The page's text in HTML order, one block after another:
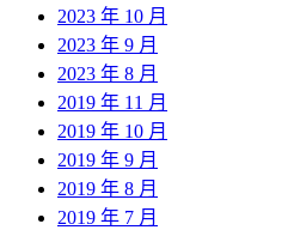
2023 年 10 月
2023 年 9 月
2023 年 8 月
2019 年 11 月
2019 年 10 月
2019 年 9 月
2019 年 8 月
2019 年 7 月